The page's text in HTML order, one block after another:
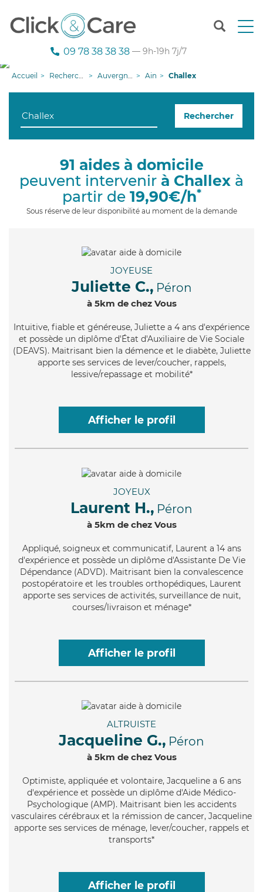
T
n
g
09 78 38 38 38 — 9h-19h 7j/7
Accueil Recherche aide à domicile Auvergne-Rhône-Alpes Ain Challex
Rechercher
91 aides à domicile
peuvent intervenir à Challex à
partir de 19,90€/h*
Sous réserve de leur disponibilité au moment de la demande
JOYEUSE
Juliette C., Péron
à 5km de chez Vous
Intuitive, fiable et généreuse, Juliette a 4 ans d'expérience
et possède un diplôme d'État d'Auxiliaire de Vie Sociale
(DEAVS). Maitrisant bien la démence et le diabète, Juliette
apporte ses services de lever/coucher, rappels,
lessive/repassage et mobilité*
Afficher le profil
JOYEUX
Laurent H., Péron
à 5km de chez Vous
Appliqué, soigneux et communicatif, Laurent a 14 ans
d'expérience et possède un diplôme d'Assistante De Vie
Dépendance (ADVD). Maitrisant bien la convalescence
postopératoire et les troubles orthopédiques, Laurent
apporte ses services de activités, surveillance de nuit,
courses/livraison et ménage*
Afficher le profil
ALTRUISTE
Jacqueline G., Péron
à 5km de chez Vous
Optimiste, appliquée et volontaire, Jacqueline a 6 ans
d'expérience et possède un diplôme d'Aide Médico-
Psychologique (AMP). Maitrisant bien les accidents
vasculaires cérébraux et la rémission de cancer, Jacqueline
apporte ses services de ménage, lever/coucher, rappels et
transports*
Afficher le profil